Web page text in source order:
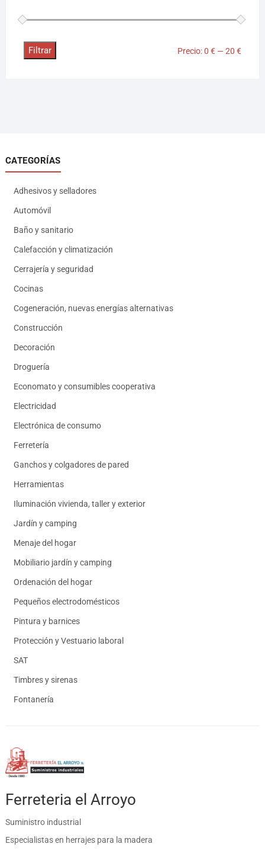
Filtrar Precio:0 € —20 €
CATEGORÍAS
Adhesivos y selladores
Automóvil
Baño y sanitario
Calefacción y climatización
Cerrajería y seguridad
Cocinas
Cogeneración, nuevas energías alternativas
Construcción
Decoración
Droguería
Economato y consumibles cooperativa
Electricidad
Electrónica de consumo
Ferretería
Ganchos y colgadores de pared
Herramientas
Iluminación vivienda, taller y exterior
Jardín y camping
Menaje del hogar
Mobiliario jardín y camping
Ordenación del hogar
Pequeños electrodomésticos
Pintura y barnices
Protección y Vestuario laboral
SAT
Timbres y sirenas
Fontanería
Ferreteria el Arroyo
Suministro industrial
Especialistas en herrajes para la madera